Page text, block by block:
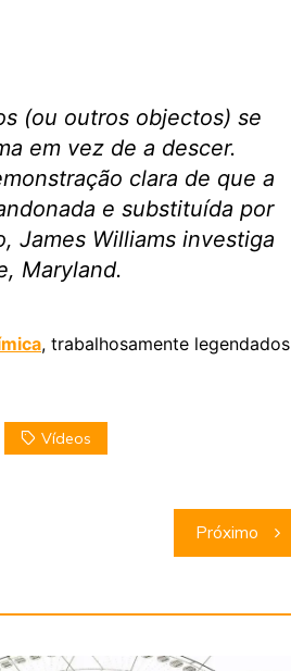
(ou outros objectos) se
em vez de a descer.
clara de que a
e substituída por
James Williams investiga
Maryland.
, trabalhosamente legendados
Vídeos
Próximo